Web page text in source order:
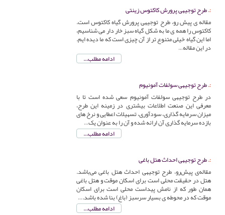
طرح توجیهی پرورش کاکتوس زینتی
مقاله ی پیش رو، طرح توجیهی پرورش گیاه کاکتوس است.
کاکتوس را همه ی ما به شکل گیاه سبز خار دار می شناسیم،
اما این گیاه خیلی متنوع تر از آن چیزی است که ما دیده ایم.
در این مقاله…
ادامه مطلب...
طرح توجیهی سولفات آمونیوم
در طرح توجیهی سولفات آمونیوم سعی شده است تا با
معرفی این صنعت اطلاعات بیشتری در زمینه این طرح،
میزان سرمایه گذاری، سودآوری، تسهیلات اعطایی و نرخ های
بازده سرمایه گذاری آن ارائه شده و آن را به عنوان یک…
ادامه مطلب...
طرح توجیهی احداث هتل باغی
مقاله‌ی پیش‌رو، طرح توجیهی احداث هتل باغی می‌باشد.
هتل در حقیقت محلی است برای اسکان موقت و هتل باغی
همان طور که از نامش پیداست محلی است برای اسکان
موقت که در محوطه ی بسیار سرسبز (باغ) بنا شده باشد.…
ادامه مطلب...